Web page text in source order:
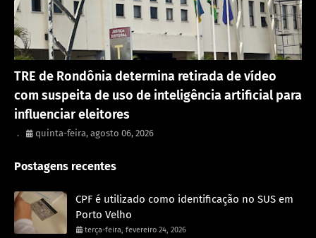
TRE de Rondônia determina retirada de vídeo
com suspeita de uso de inteligência artificial para
influenciar eleitores
. quinta-feira, agosto 06, 2026
Postagens recentes
CPF é utilizado como identificação no SUS em
Porto Velho
terça-feira, fevereiro 24, 2026